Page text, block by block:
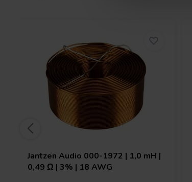
Jantzen Audio 000-1972 | 1,0 mH |
0,49 Ω | 3% | 18 AWG